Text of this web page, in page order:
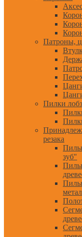
Патроны,
Пилки
резака
зуб"